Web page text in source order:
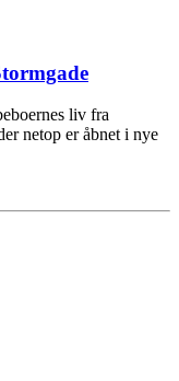
liv fra
netop er åbnet i nye